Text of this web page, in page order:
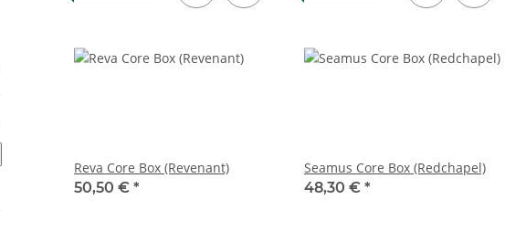
Reva Core Box (Revenant)
50,50 € *
Seamus Core Box (Redchapel)
48,30 € *